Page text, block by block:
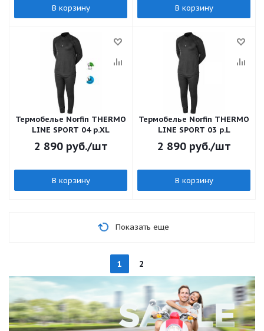
В корзину В корзину
Термобелье Norfin THERMO
LINE SPORT 04 р.XL
2 890руб./шт
В корзину
Термобелье Norfin THERMO
LINE SPORT 03 р.L
2 890руб./шт
В корзину
Показать еще
1 2